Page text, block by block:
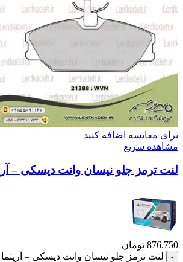
برای مقایسه اضافه کنید
مشاهده سریع
لنت ترمز جلو نیسان وانت دیسکی –
876.750 تومان
لنت ترمز جلو نیسان وانت دیسکی –